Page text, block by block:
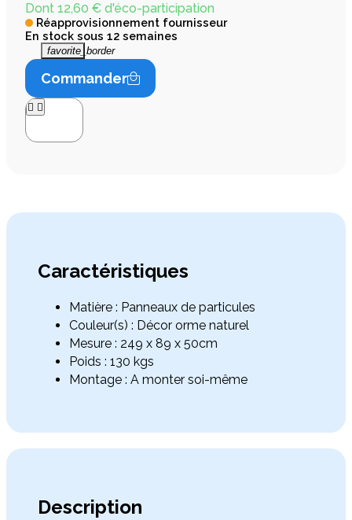
Dont 12,60 € d'éco-participation
Réapprovisionnement fournisseur
En stock sous 12 semaines
favorite_border
Commander
 
Caractéristiques
Matière : Panneaux de particules
Couleur(s) : Décor orme naturel
Mesure : 249 x 89 x 50cm
Poids : 130 kgs
Montage : A monter soi-même
Description